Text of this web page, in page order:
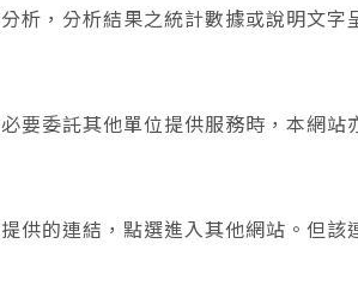
析，分析結果之統計數據或說明文
要委託其他單位提供服務時，本網
供的連結，點選進入其他網站。但